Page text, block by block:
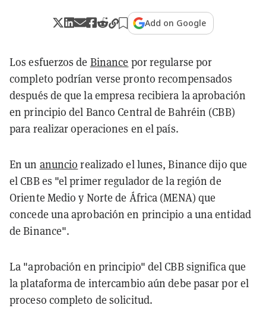
Add on Google
Los esfuerzos de Binance por regularse por
completo podrían verse pronto recompensados
después de que la empresa recibiera la aprobación
en principio del Banco Central de Bahréin (CBB)
para realizar operaciones en el país.
En un anuncio realizado el lunes, Binance dijo que
el CBB es "el primer regulador de la región de
Oriente Medio y Norte de África (MENA) que
concede una aprobación en principio a una entidad
de Binance".
La "aprobación en principio" del CBB significa que
la plataforma de intercambio aún debe pasar por el
proceso completo de solicitud.